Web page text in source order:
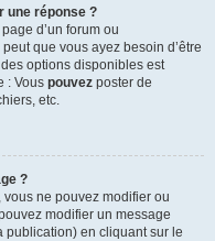
une réponse ?
d’un forum ou
que vous ayez besoin d’être
options disponibles est
: Vous pouvez poster de
etc.
?
vous ne pouvez modifier ou
modifier un message
en cliquant sur le